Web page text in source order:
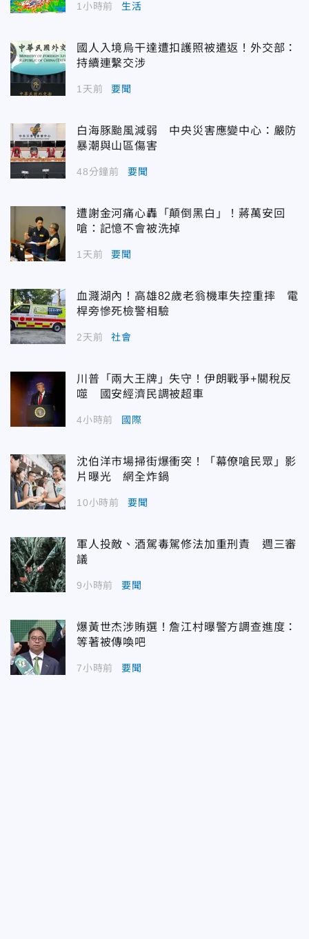
1小時前 生活
國人入境烏干達遭扣護照被遣返！外交部：
持續連繫交涉
1天前 要聞
白海豚颱風減弱 中央災害應變中心：嚴防
暴潮與山區傷害
48分鐘前 要聞
遭謝金河痛心轟「顛倒黑白」！蔣萬安回
嗆：記憶不會被洗掉
1天前 要聞
血濺湖內！高雄82歲老翁機車失控重摔 電
桿旁慘死檢警相驗
2天前 社會
川普「兩大王牌」失守！伊朗戰爭+關稅反
噬 國安經濟民調被超車
4小時前 國際
沈伯洋市場掃街爆衝突！「幕僚嗆民眾」影
片曝光 網全炸鍋
10小時前 要聞
軍人投敵、酒駕毒駕修法加重刑責 週三審
議
9小時前 要聞
爆黃世杰涉賄選！詹江村曝警方調查進度：
等著被傳喚吧
7小時前 要聞